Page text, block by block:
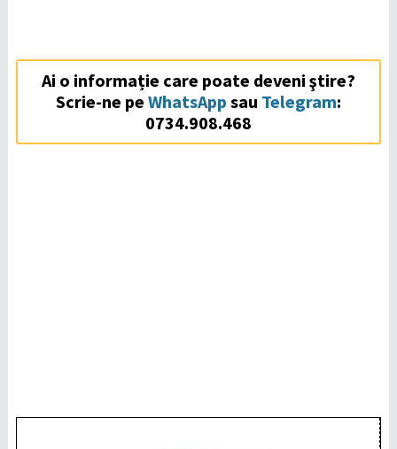
Ai o informație care poate deveni ştire?
Scrie-ne pe WhatsApp sau Telegram:
0734.908.468